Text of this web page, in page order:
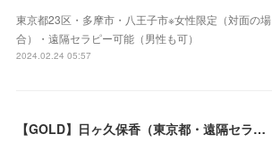
東京都23区・多摩市・八王子市※女性限定（対面の場
合）・遠隔セラピー可能（男性も可）
2024.02.24 05:57
【GOLD】日ヶ久保香（東京都・遠隔セラピー可）